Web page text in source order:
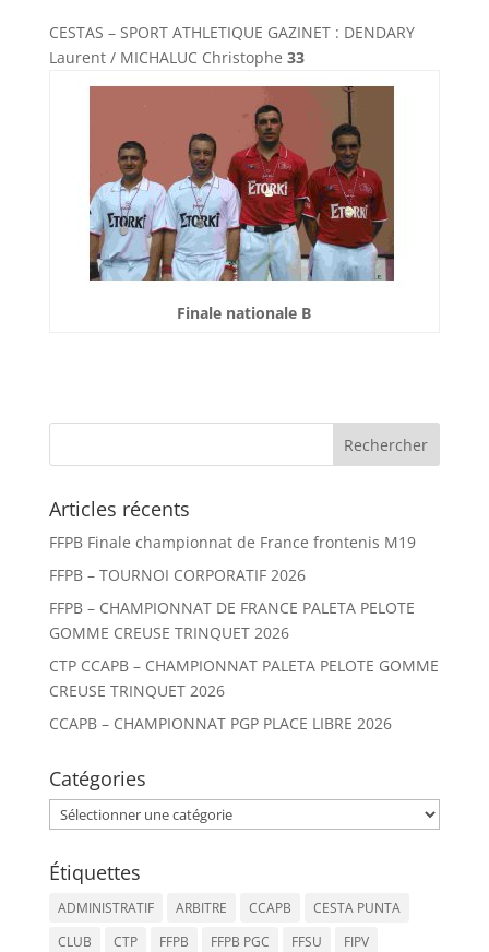
CESTAS – SPORT ATHLETIQUE GAZINET : DENDARY
Laurent / MICHALUC Christophe 33
Finale nationale B
Articles récents
FFPB Finale championnat de France frontenis M19
FFPB – TOURNOI CORPORATIF 2026
FFPB – CHAMPIONNAT DE FRANCE PALETA PELOTE
GOMME CREUSE TRINQUET 2026
CTP CCAPB – CHAMPIONNAT PALETA PELOTE GOMME
CREUSE TRINQUET 2026
CCAPB – CHAMPIONNAT PGP PLACE LIBRE 2026
Catégories
Catégories
Étiquettes
ADMINISTRATIF ARBITRE CCAPB
CESTA PUNTA
CLUB
CTP FFPB FFPB PGC FFSU FIPV